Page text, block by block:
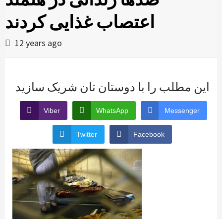
اعتصاب غذایی کردند
12 years ago
این مطلب را با دوستان تان شریک سازید
Viber WhatsApp Messenger
Twitter Facebook